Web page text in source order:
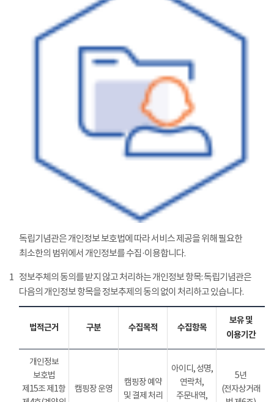
독립기념관은 개인정보 보호법에 따라 서비스 제공을 위해 필요한
최소한의 범위에서 개인정보를 수집·이용합니다.
1 정보주체의 동의를 받지 않고 처리하는 개인정보 항목: 독립기념관은
다음의 개인정보 항목을 정보추제의 동의 없이 처리하고 있습니다.
법적근거 구분 수집목적 수집항목
보유 및
이용기간
개인정보
보호법
제15조 제1항
캠핑장 운영
캠핑장 예약
및 결제 처리
아이디, 성명,
연락처,
주문내역,
5년
(전자상거래